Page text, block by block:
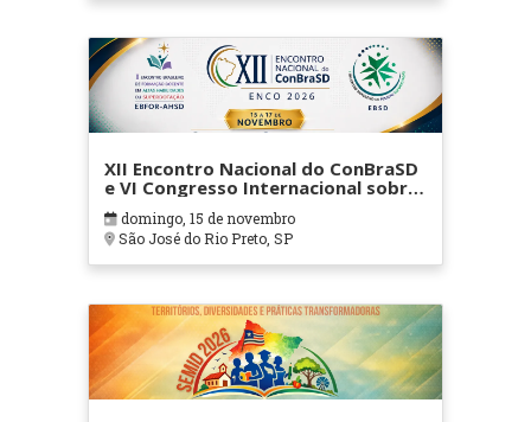
XII Encontro Nacional do ConBraSD
e VI Congresso Internacional sobre
Altas Habilidades ou Superdotação
domingo, 15 de novembro
São José do Rio Preto, SP